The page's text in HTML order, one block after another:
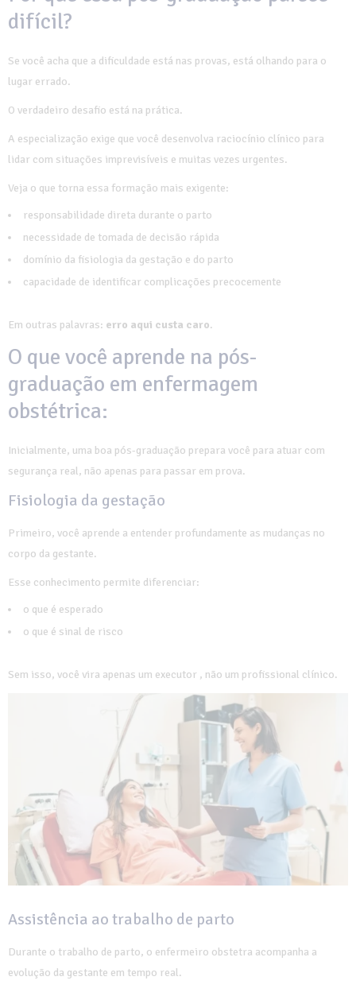
difícil?
Se você acha que a dificuldade está nas provas, está olhando para o
lugar errado.
O verdadeiro desafio está na prática.
A especialização exige que você desenvolva raciocínio clínico para
lidar com situações imprevisíveis e muitas vezes urgentes.
Veja o que torna essa formação mais exigente:
responsabilidade direta durante o parto
necessidade de tomada de decisão rápida
domínio da fisiologia da gestação e do parto
capacidade de identificar complicações precocemente
Em outras palavras: erro aqui custa caro.
O que você aprende na pós-
graduação em enfermagem
obstétrica:
Inicialmente, uma boa pós-graduação prepara você para atuar com
segurança real, não apenas para passar em prova.
Fisiologia da gestação
Primeiro, você aprende a entender profundamente as mudanças no
corpo da gestante.
Esse conhecimento permite diferenciar:
o que é esperado
o que é sinal de risco
Sem isso, você vira apenas um executor , não um profissional clínico.
Assistência ao trabalho de parto
Durante o trabalho de parto, o enfermeiro obstetra acompanha a
evolução da gestante em tempo real.